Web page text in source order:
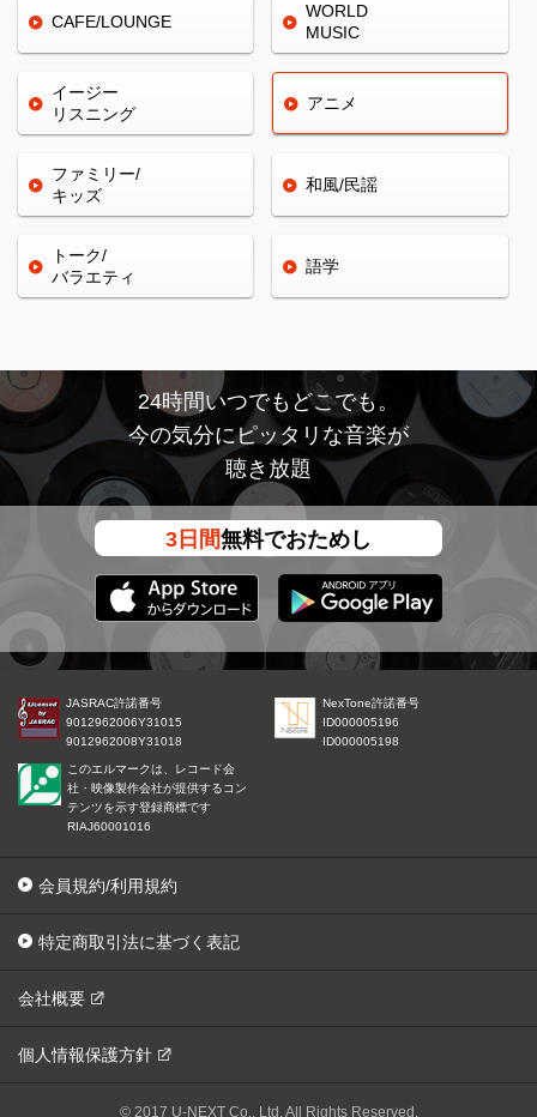
CAFE/LOUNGE
WORLD
MUSIC
イージー
リスニング
アニメ
ファミリー/
キッズ
和風/民謡
トーク/
バラエティ
語学
24時間いつでもどこでも。
今の気分にピッタリな音楽が
聴き放題
3日間無料でおためし
JASRAC許諾番号
9012962006Y31015
9012962008Y31018
NexTone許諾番号
ID000005196
ID000005198
このエルマークは、レコード会
社・映像製作会社が提供するコン
テンツを示す登録商標です
RIAJ60001016
会員規約/利用規約
特定商取引法に基づく表記
会社概要
個人情報保護方針
© 2017 U-NEXT Co., Ltd. All Rights Reserved.